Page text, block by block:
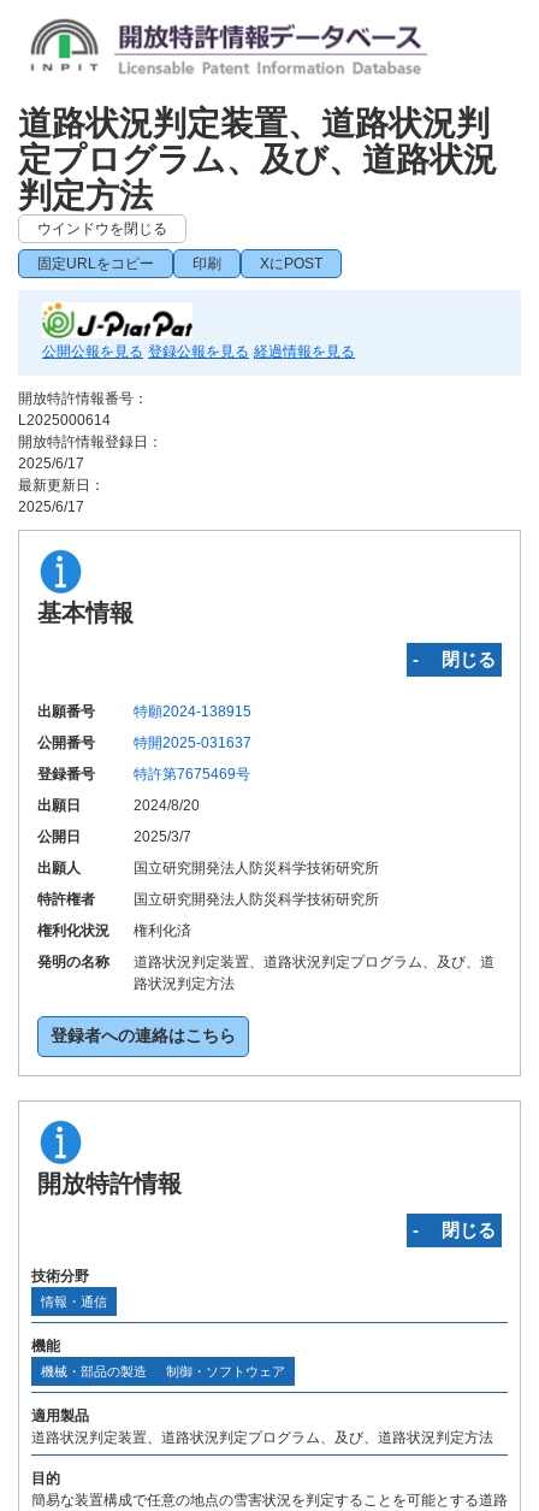
道路状況判定装置、道路状況判
定プログラム、及び、道路状況
判定方法
ウインドウを閉じる
固定URLをコピー 印刷 XにPOST
公開公報を見る 登録公報を見る 経過情報を見る
開放特許情報番号：
L2025000614
開放特許情報登録日：
2025/6/17
最新更新日：
2025/6/17
基本情報
‐ 閉じる
出願番号
特願2024-138915
公開番号
特開2025-031637
登録番号
特許第7675469号
出願日
2024/8/20
公開日
2025/3/7
出願人
国立研究開発法人防災科学技術研究所
特許権者
国立研究開発法人防災科学技術研究所
権利化状況
権利化済
発明の名称
道路状況判定装置、道路状況判定プログラム、及び、道
路状況判定方法
登録者への連絡はこちら
開放特許情報
‐ 閉じる
技術分野
情報・通信
機能
機械・部品の製造 制御・ソフトウェア
適用製品
道路状況判定装置、道路状況判定プログラム、及び、道路状況判定方法
目的
簡易な装置構成で任意の地点の雪害状況を判定することを可能とする道路